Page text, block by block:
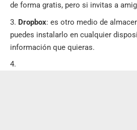
de forma gratis, pero si invitas a
Dropbox: es otro medio de
puedes instalarlo en cualquier
información que quieras.